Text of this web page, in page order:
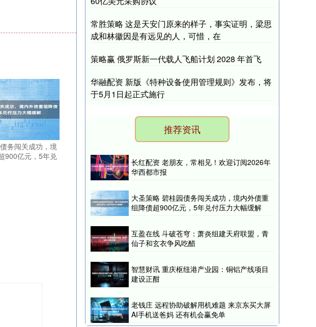
务闯关成功，境
900亿元，5年兑
常胜策略 这是天安门原来的样子，事实证明，梁思
成和林徽因是有远见的人，可惜，在
策略赢 俄罗斯新一代载人飞船计划 2028 年首飞
华融配资 新版《特种设备使用管理规则》发布，将
于5月1日起正式施行
推荐资讯
长红配资 老朋友，常相见！欢迎订阅2026年
华西都市报
大圣策略 碧桂园债务闯关成功，境内外债重
组降债超900亿元，5年兑付压力大幅缓解
互盈在线 斗破苍穹：萧炎组建天府联盟，青
仙子和玄衣争风吃醋
智慧财讯 重庆枢纽港产业园：铜铝产线项目
建设正酣
老钱庄 远程协助破解用机难题 来京东买大屏
AI手机送爸妈 还有机会赢免单